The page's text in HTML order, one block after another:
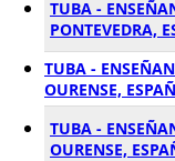
TUBA -
PONTEVEDRA,
TUBA -
OURENSE,
TUBA -
OURENSE,